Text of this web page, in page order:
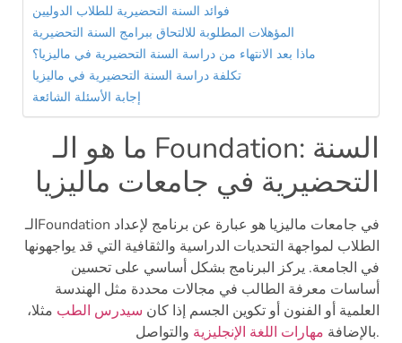
فوائد السنة التحضيرية للطلاب الدوليين
المؤهلات المطلوبة للالتحاق ببرامج السنة التحضيرية
ماذا بعد الانتهاء من دراسة السنة التحضيرية في ماليزيا؟
تكلفة دراسة السنة التحضيرية في ماليزيا
إجابة الأسئلة الشائعة
ما هو الـ Foundation: السنة
التحضيرية في جامعات ماليزيا
الـFoundation في جامعات ماليزيا هو عبارة عن برنامج لإعداد
الطلاب لمواجهة التحديات الدراسية والثقافية التي قد يواجهونها
في الجامعة. يركز البرنامج بشكل أساسي على تحسين
أساسات معرفة الطالب في مجالات محددة مثل الهندسة
العلمية أو الفنون أو تكوين الجسم إذا كان سيدرس الطب مثلا،
بالإضافة مهارات اللغة الإنجليزية
والتواصل.